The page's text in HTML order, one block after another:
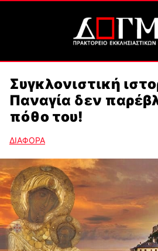
Συγκλονιστική
Παναγία δεν
πόθο του!
ΔΙΑΦΟΡΑ